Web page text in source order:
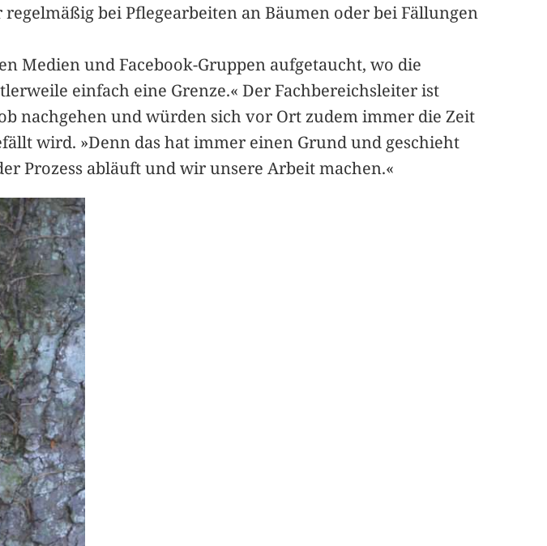
bei Pflegearbeiten an Bäumen oder bei Fällungen
Medien und Facebook-Gruppen aufgetaucht, wo die
einfach eine Grenze.« Der Fachbereichsleiter ist
nachgehen und würden sich vor Ort zudem immer die Zeit
wird. »Denn das hat immer einen Grund und geschieht
Prozess abläuft und wir unsere Arbeit machen.«